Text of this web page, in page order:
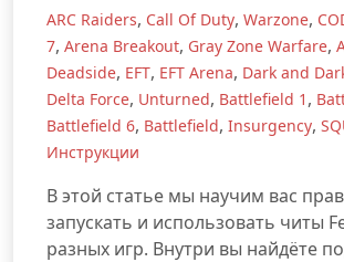
ARC Raiders, Call Of Duty, Warzone,
7, Arena Breakout, Gray Zone Warfare,
Deadside, EFT, EFT Arena, Dark and
Delta Force, Unturned, Battlefield 1 ,
Battlefield 6, Battlefield, Insurgency,
Инструкции
В этой статье мы научим вас
запускать и использовать читы
разных игр. Внутри вы найдёте